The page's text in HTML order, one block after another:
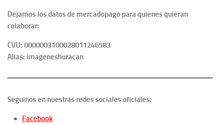
Dejamos los datos de mercadopago para quienes quieran
colaborar:
CVU: 0000003100028011246583
Alias: imageneshuracan
Seguinos en nuestras redes sociales oficiales:
Facebook